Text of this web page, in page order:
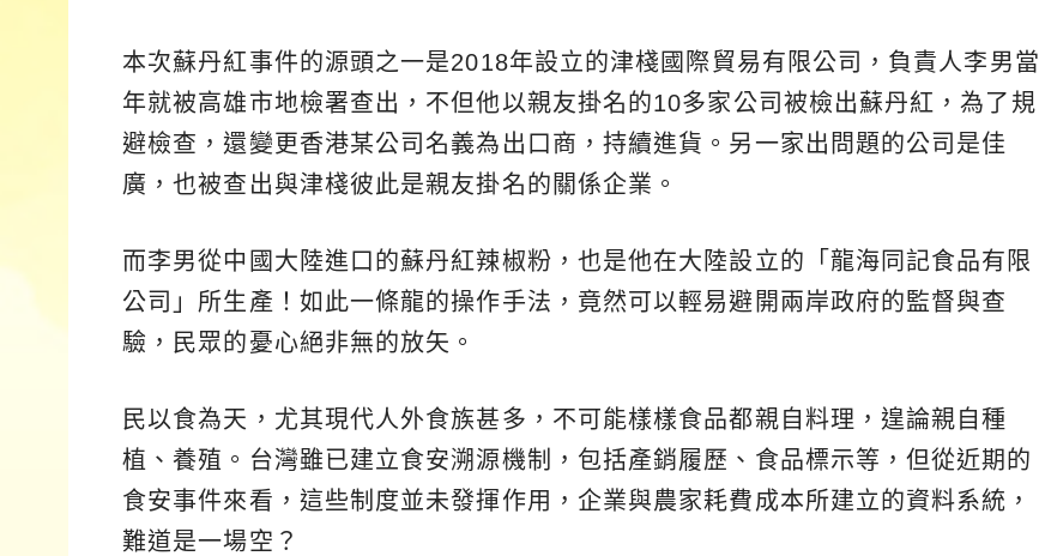
本次蘇丹紅事件的源頭之一是2018年設立的津棧國際貿易有限公司，負責人李男當
年就被高雄市地檢署查出，不但他以親友掛名的10多家公司被檢出蘇丹紅，為了規
避檢查，還變更香港某公司名義為出口商，持續進貨。另一家出問題的公司是佳
廣，也被查出與津棧彼此是親友掛名的關係企業。
而李男從中國大陸進口的蘇丹紅辣椒粉，也是他在大陸設立的「龍海同記食品有限
公司」所生產！如此一條龍的操作手法，竟然可以輕易避開兩岸政府的監督與查
驗，民眾的憂心絕非無的放矢。
民以食為天，尤其現代人外食族甚多，不可能樣樣食品都親自料理，遑論親自種
植、養殖。台灣雖已建立食安溯源機制，包括產銷履歷、食品標示等，但從近期的
食安事件來看，這些制度並未發揮作用，企業與農家耗費成本所建立的資料系統，
難道是一場空？